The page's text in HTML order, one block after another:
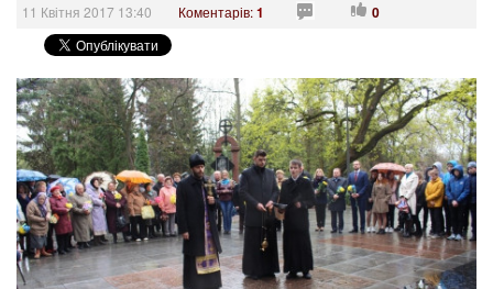
11 Квітня 2017 13:40 Коментарів:1 0